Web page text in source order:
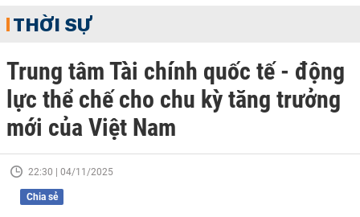
THỜI SỰ
Trung tâm Tài chính quốc tế - động
lực thể chế cho chu kỳ tăng trưởng
mới của Việt Nam
22:30 | 04/11/2025
Chia sẻ